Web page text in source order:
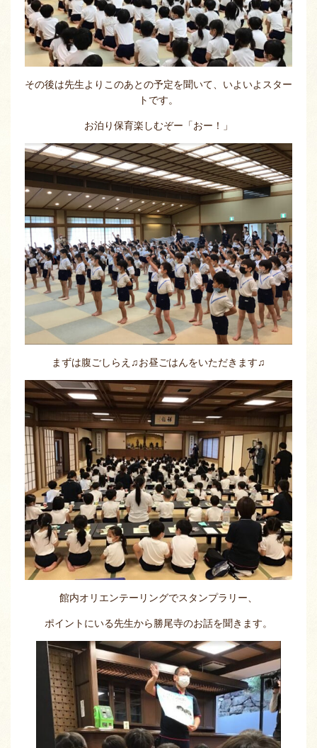
その後は先生よりこのあとの予定を聞いて、いよいよスター
トです。
お泊り保育楽しむぞー「おー！」
まずは腹ごしらえ♫お昼ごはんをいただきます♫
館内オリエンテーリングでスタンプラリー、
ポイントにいる先生から勝尾寺のお話を聞きます。